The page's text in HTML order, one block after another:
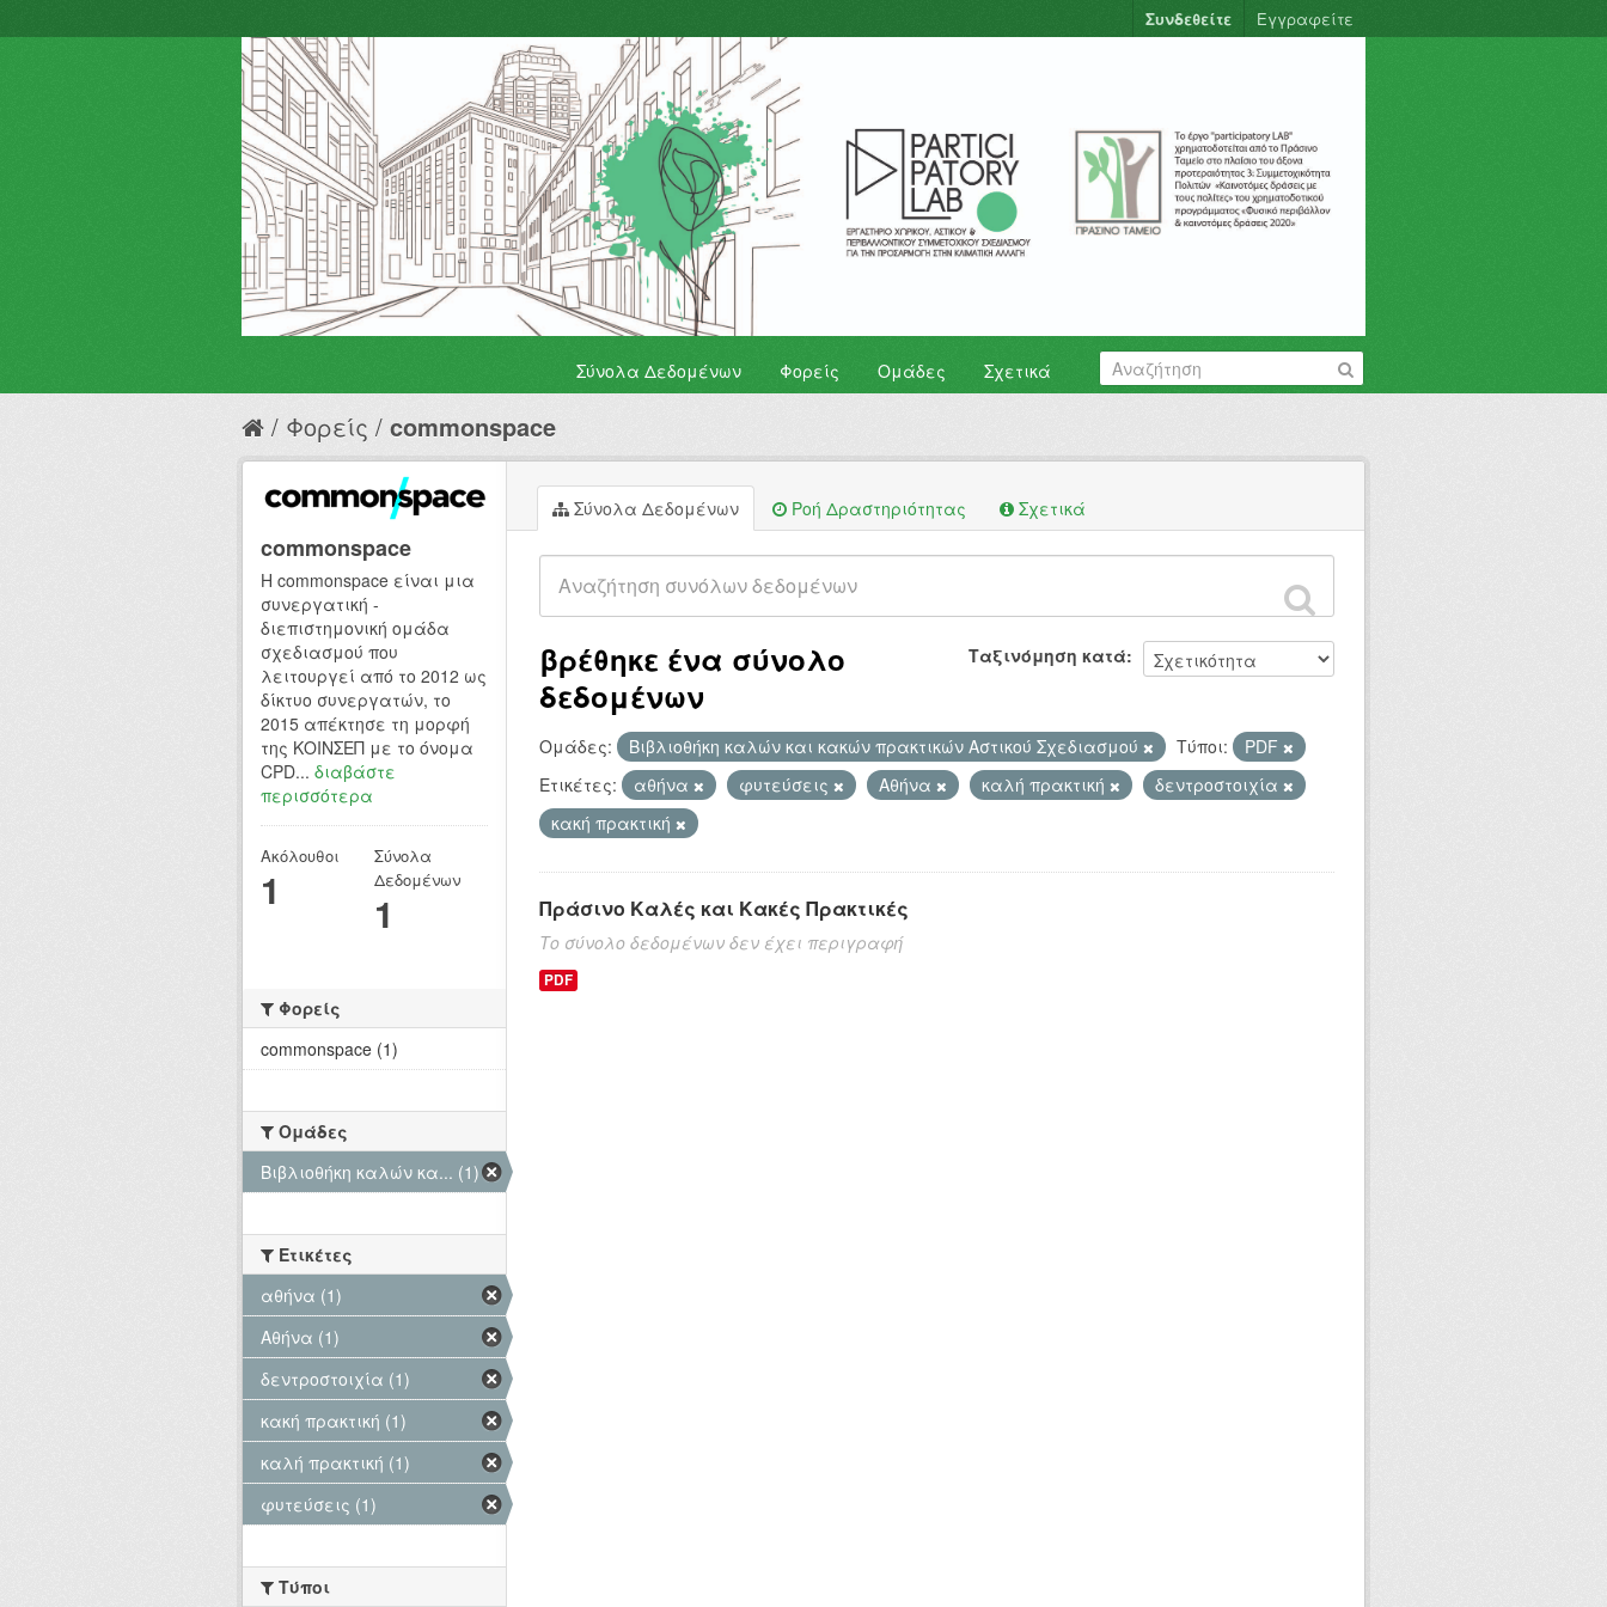
Συνδεθείτε Εγγραφείτε
Σύνολα Δεδομένων Φορείς Ομάδες Σχετικά
Φορείς commonspace
Σύνολα Δεδομένων Ροή Δραστηριότητας Σχετικά
Ταξινόμηση κατά
βρέθηκε ένα σύνολο
δεδομένων
Ομάδες: Βιβλιοθήκη καλών και κακών πρακτικών Αστικού Σχεδιασμού Τύποι:
PDF
Ετικέτες:
αθήνα φυτεύσεις Αθήνα καλή πρακτική
δεντροστοιχία
κακή πρακτική
Πράσινο Καλές και Κακές Πρακτικές
Το σύνολο δεδομένων δεν έχει περιγραφή
PDF
commonspace
H commonspace είναι μια
συνεργατική -
διεπιστημονική ομάδα
σχεδιασμού που
λειτουργεί από το 2012 ως
δίκτυο συνεργατών, το
2015 απέκτησε τη μορφή
της ΚΟΙΝΣΕΠ με το όνομα
CPD... διαβάστε
περισσότερα
Ακόλουθοι
1
Σύνολα
Δεδομένων
1
Φορείς
commonspace (1)
Ομάδες
Βιβλιοθήκη καλών κα... (1)
Ετικέτες
αθήνα (1)
Αθήνα (1)
δεντροστοιχία (1)
κακή πρακτική (1)
καλή πρακτική (1)
φυτεύσεις (1)
Τύποι